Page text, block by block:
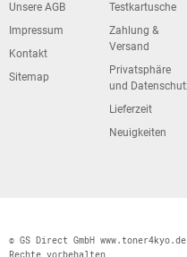
Unsere AGB
Impressum
Kontakt
Sitemap
Testkartusche
Zahlung &
Versand
Privatsphäre
und
Lieferzeit
Neuigkeiten
© GS Direct GmbH